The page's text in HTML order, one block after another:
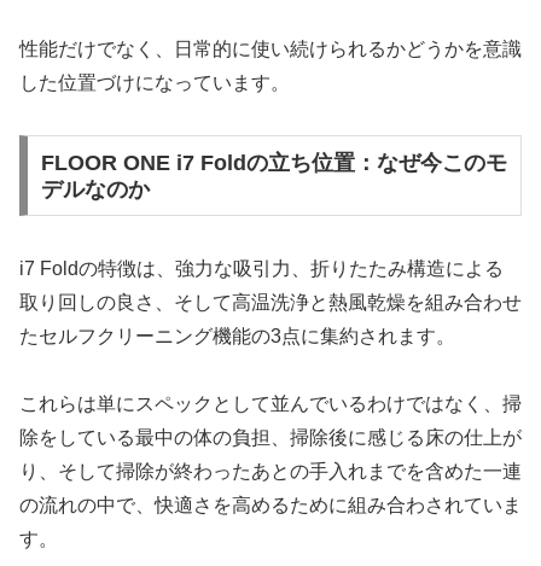
性能だけでなく、日常的に使い続けられるかどうかを意識
した位置づけになっています。
FLOOR ONE i7 Foldの立ち位置：なぜ今このモ
デルなのか
i7 Foldの特徴は、強力な吸引力、折りたたみ構造による
取り回しの良さ、そして高温洗浄と熱風乾燥を組み合わせ
たセルフクリーニング機能の3点に集約されます。
これらは単にスペックとして並んでいるわけではなく、掃
除をしている最中の体の負担、掃除後に感じる床の仕上が
り、そして掃除が終わったあとの手入れまでを含めた一連
の流れの中で、快適さを高めるために組み合わされていま
す。